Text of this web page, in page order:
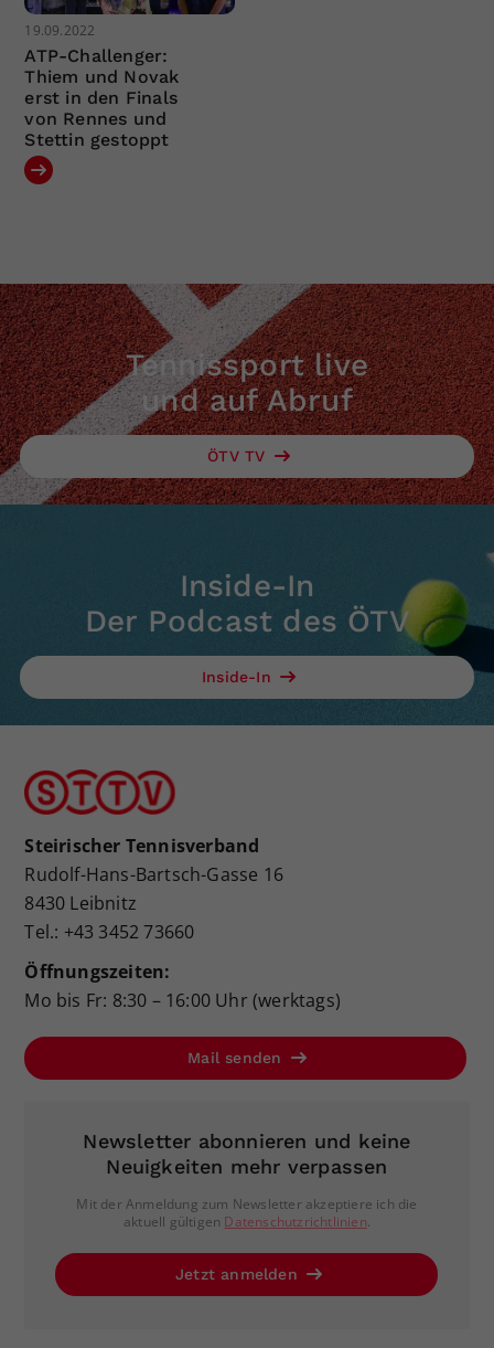
19.09.2022
ATP-Challenger:
Thiem und Novak
erst in den Finals
von Rennes und
Stettin gestoppt
Tennissport live
und auf Abruf
ÖTV TV
Inside-In
Der Podcast des ÖTV
Inside-In
Steirischer Tennisverband
Rudolf-Hans-Bartsch-Gasse 16
8430 Leibnitz
Tel.: +43 3452 73660
Öffnungszeiten:
Mo bis Fr: 8:30 – 16:00 Uhr (werktags)
Mail senden
Newsletter abonnieren und keine
Neuigkeiten mehr verpassen
Mit der Anmeldung zum Newsletter akzeptiere ich die
aktuell gültigen Datenschutzrichtlinien.
Jetzt anmelden